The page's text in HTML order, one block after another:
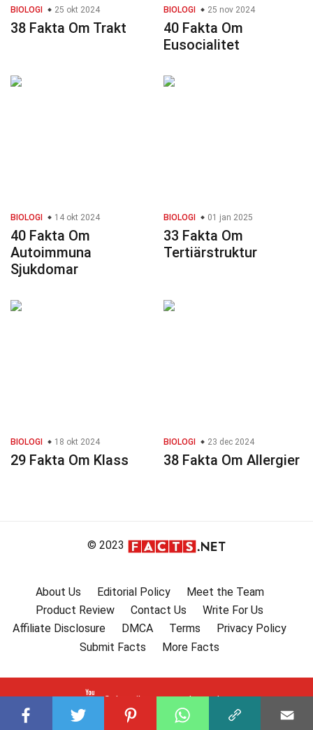
BIOLOGI 25 okt 2024
38 Fakta Om Trakt
BIOLOGI 25 nov 2024
40 Fakta Om
Eusocialitet
BIOLOGI 14 okt 2024
40 Fakta Om
Autoimmuna
Sjukdomar
BIOLOGI 01 jan 2025
33 Fakta Om
Tertiärstruktur
BIOLOGI 18 okt 2024
29 Fakta Om Klass
BIOLOGI 23 dec 2024
38 Fakta Om Allergier
© 2023
About Us Editorial Policy
Meet the Team
Product Review
Contact Us
Write For Us
Affiliate Disclosure
DMCA Terms
Privacy Policy
Submit Facts
More Facts
Subscribe to our channel